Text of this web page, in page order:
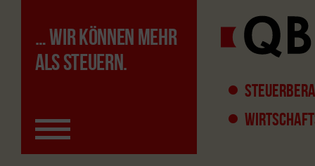
… WIR KÖNNEN MEHR
ALS STEUERN.